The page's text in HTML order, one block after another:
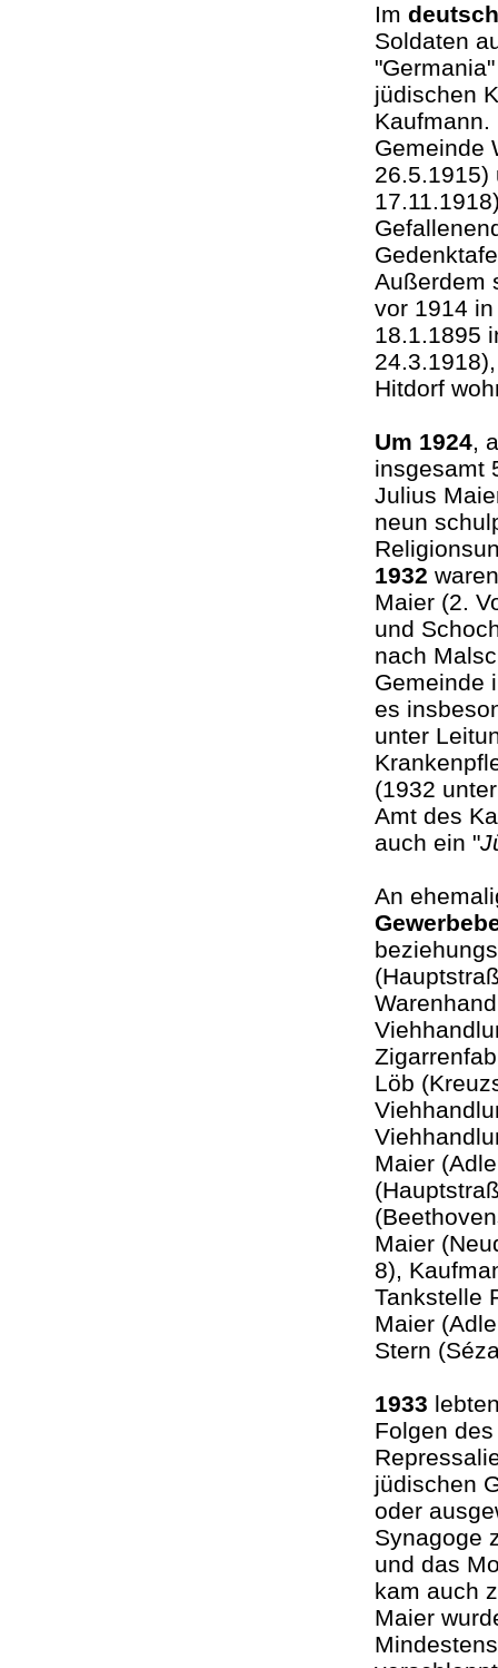
Im
Soldaten
jüdischen
Gemeinde
26.5.1915)
Außerdem
vor 1914
18.1.1895
Hitdorf
Um 1924,
insgesamt
Julius
neun
1932
Maier (2.
und
nach
Gemeinde
es
unter
(1932
Amt des
auch ein "
An
Löb
Maier
Maier
8),
Tankstelle
Maier
Stern
1933
Folgen
jüdischen
oder
Synagoge
und das
kam auch
Maier